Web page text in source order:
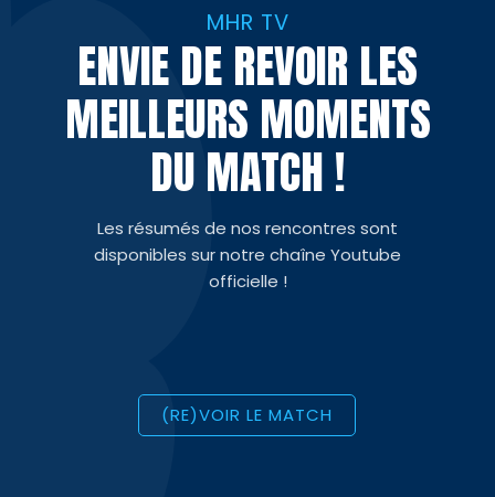
MHR TV
ENVIE DE REVOIR LES
MEILLEURS MOMENTS
DU MATCH !
Les résumés de nos rencontres sont
disponibles sur notre chaîne Youtube
officielle !
(RE)VOIR LE MATCH